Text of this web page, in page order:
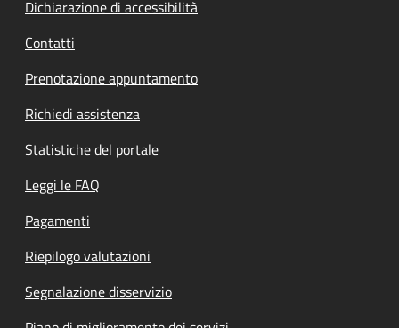
Dichiarazione di accessibilità
Contatti
Prenotazione appuntamento
Richiedi assistenza
Statistiche del portale
Leggi le FAQ
Pagamenti
Riepilogo valutazioni
Segnalazione disservizio